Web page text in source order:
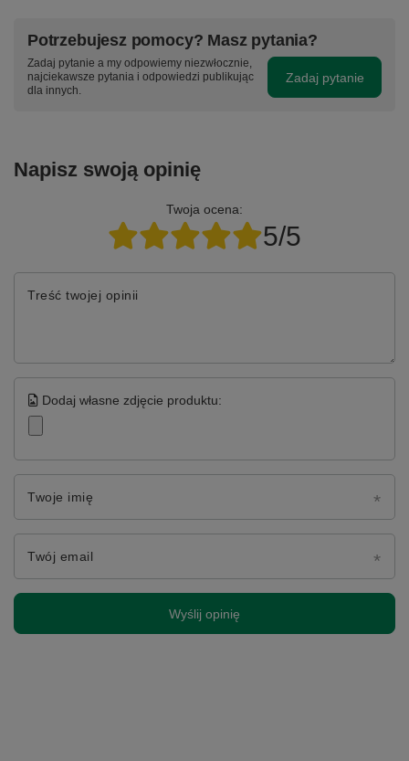
Potrzebujesz pomocy? Masz pytania?
Zadaj pytanie a my odpowiemy niezwłocznie,
najciekawsze pytania i odpowiedzi publikując
dla innych.
Zadaj pytanie
Napisz swoją opinię
Twoja ocena:
5/5
Treść twojej opinii
Dodaj własne zdjęcie produktu:
Twoje imię
Twój email
Wyślij opinię